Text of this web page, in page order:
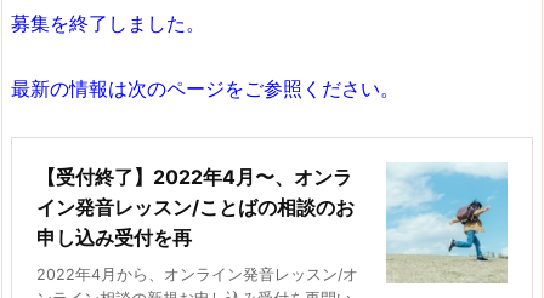
募集を終了しました。
最新の情報は次のページをご参照ください。
【受付終了】2022年4月〜、オンラ
イン発音レッスン/ことばの相談のお
申し込み受付を再
2022年4月から、オンライン発音レッスン/オ